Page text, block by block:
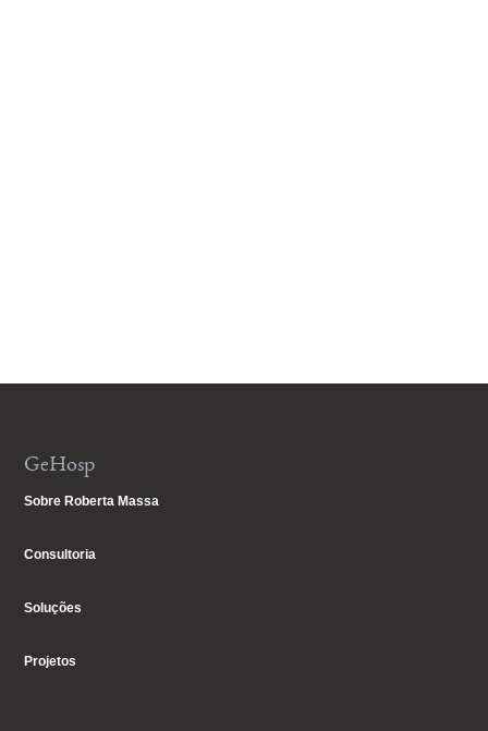
GeHosp
Sobre Roberta Massa
Consultoria
Soluções
Projetos